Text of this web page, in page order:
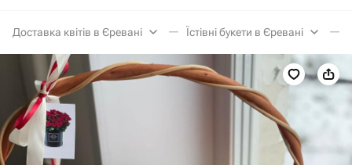
Доставка квітів в Єревані Їстівні букети в Єревані